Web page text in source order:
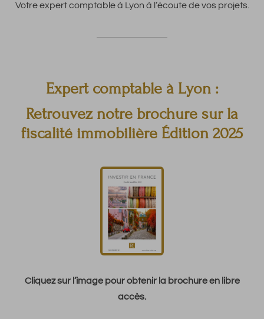
Votre expert comptable à Lyon à l’écoute de vos projets.
Expert comptable à Lyon :
Retrouvez notre brochure sur la
fiscalité immobilière Édition 2025
Cliquez sur l’image pour obtenir la brochure en libre
accès.